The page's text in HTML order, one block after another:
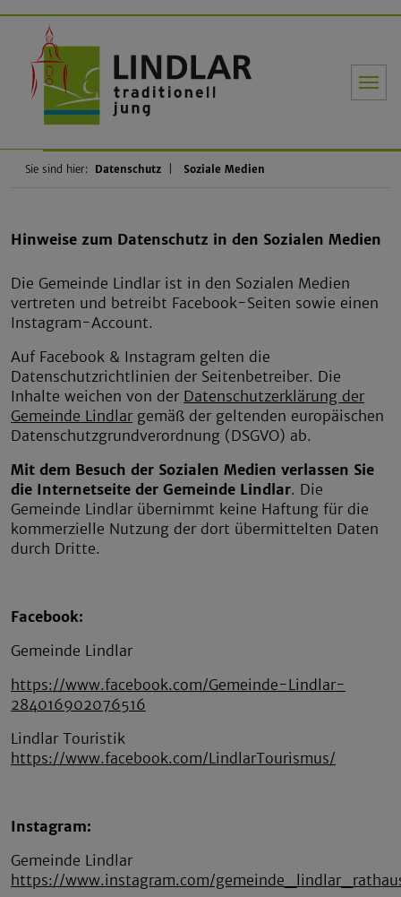
Sie sind hier: Datenschutz Soziale Medien
Hinweise zum Datenschutz in den Sozialen Medien
Die Gemeinde Lindlar ist in den Sozialen Medien
vertreten und betreibt Facebook-Seiten sowie einen
Instagram-Account.
Auf Facebook & Instagram gelten die
Datenschutzrichtlinien der Seitenbetreiber. Die
Inhalte weichen von der Datenschutzerklärung der
Gemeinde Lindlargemäß der geltenden europäischen
Datenschutzgrundverordnung (DSGVO) ab.
Mit dem Besuch der Sozialen Medien verlassen Sie
die Internetseite der Gemeinde Lindlar. Die
Gemeinde Lindlar übernimmt keine Haftung für die
kommerzielle Nutzung der dort übermittelten Daten
durch Dritte.
Facebook:
Gemeinde Lindlar
https://www.facebook.com/Gemeinde-Lindlar-
284016902076516
Lindlar Touristik
https://www.facebook.com/LindlarTourismus/
Instagram:
Gemeinde Lindlar
https://www.instagram.com/